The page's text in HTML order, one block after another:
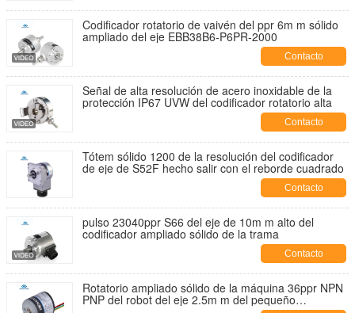
Codificador rotatorio de vaivén del ppr 6m m sólido
ampliado del eje EBB38B6-P6PR-2000
Contacto
Señal de alta resolución de acero inoxidable de la
protección IP67 UVW del codificador rotatorio alta
Contacto
Tótem sólido 1200 de la resolución del codificador
de eje de S52F hecho salir con el reborde cuadrado
Contacto
pulso 23040ppr S66 del eje de 10m m alto del
codificador ampliado sólido de la trama
Contacto
Rotatorio ampliado sólido de la máquina 36ppr NPN
PNP del robot del eje 2.5m m del pequeño